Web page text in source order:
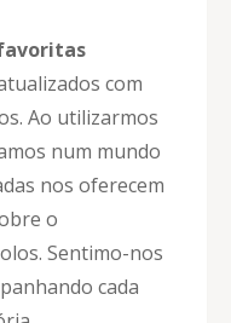
com
Ao utilizarmos
num mundo
nos oferecem
o
Sentimo-nos
cada